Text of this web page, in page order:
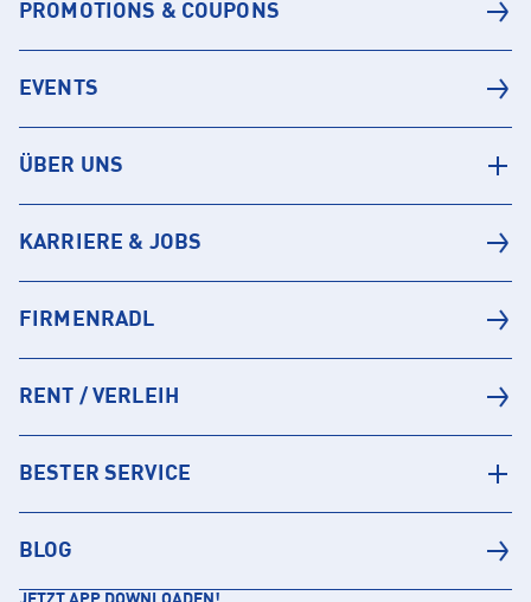
PROMOTIONS & COUPONS
EVENTS
ÜBER UNS
KARRIERE & JOBS
FIRMENRADL
RENT / VERLEIH
BESTER SERVICE
BLOG